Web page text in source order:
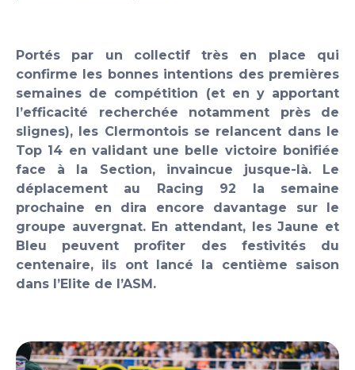
Portés par un collectif très en place qui
confirme les bonnes intentions des premières
semaines de compétition (et en y apportant
l’efficacité recherchée notamment près de
slignes), les Clermontois se relancent dans le
Top 14 en validant une belle victoire bonifiée
face à la Section, invaincue jusque-là. Le
déplacement au Racing 92 la semaine
prochaine en dira encore davantage sur le
groupe auvergnat. En attendant, les Jaune et
Bleu peuvent profiter des festivités du
centenaire, ils ont lancé la centième saison
dans l’Elite de l’ASM.